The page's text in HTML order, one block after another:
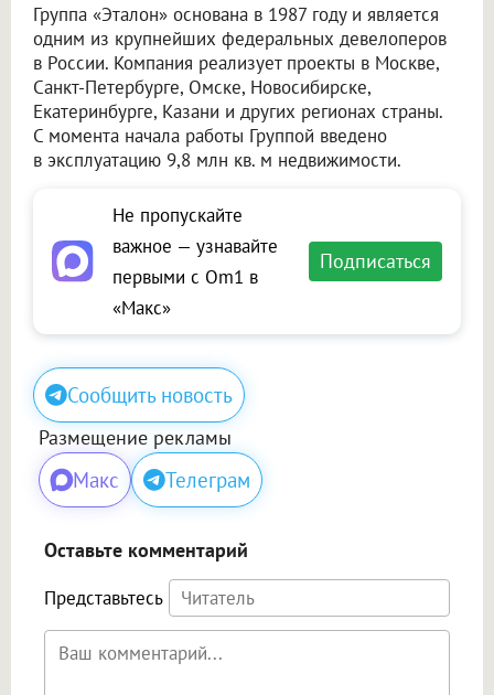
Группа «Эталон» основана в 1987 году и является
одним из крупнейших федеральных девелоперов
в России. Компания реализует проекты в Москве,
Санкт-Петербурге, Омске, Новосибирске,
Екатеринбурге, Казани и других регионах страны.
С момента начала работы Группой введено
в эксплуатацию 9,8 млн кв. м недвижимости.
Не пропускайте
важное — узнавайте
первыми с Om1 в
«Макс»
Подписаться
Сообщить новость
Размещение рекламы
Макс Телеграм
Оставьте комментарий
Представьтесь